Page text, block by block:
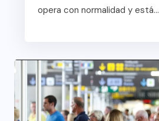
opera con normalidad y está...